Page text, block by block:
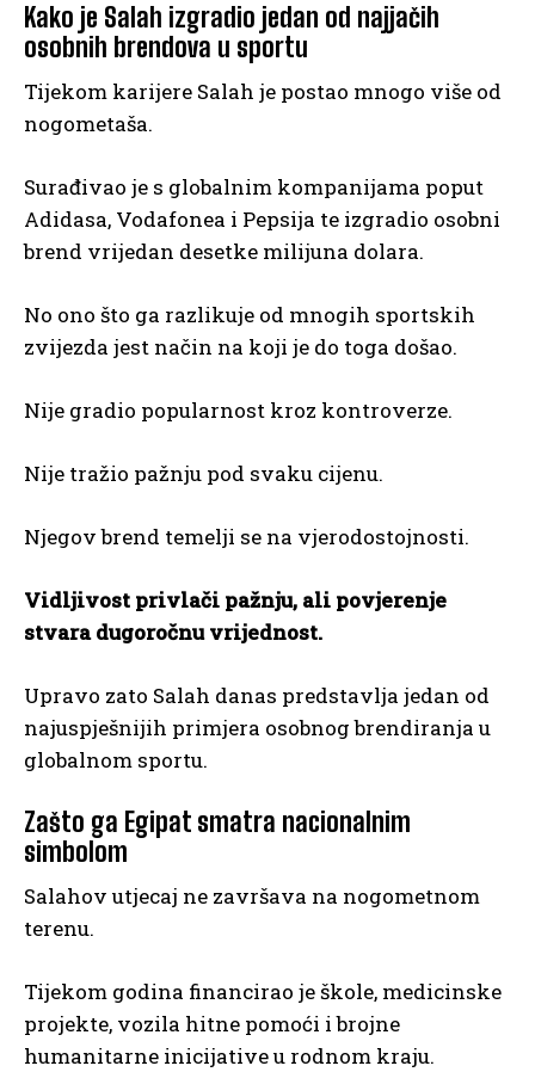
Kako je Salah izgradio jedan od najjačih
osobnih brendova u sportu
Tijekom karijere Salah je postao mnogo više od
nogometaša.
Surađivao je s globalnim kompanijama poput
Adidasa, Vodafonea i Pepsija te izgradio osobni
brend vrijedan desetke milijuna dolara.
No ono što ga razlikuje od mnogih sportskih
zvijezda jest način na koji je do toga došao.
Nije gradio popularnost kroz kontroverze.
Nije tražio pažnju pod svaku cijenu.
Njegov brend temelji se na vjerodostojnosti.
Vidljivost privlači pažnju, ali povjerenje
stvara dugoročnu vrijednost.
Upravo zato Salah danas predstavlja jedan od
najuspješnijih primjera osobnog brendiranja u
globalnom sportu.
Zašto ga Egipat smatra nacionalnim
simbolom
Salahov utjecaj ne završava na nogometnom
terenu.
Tijekom godina financirao je škole, medicinske
projekte, vozila hitne pomoći i brojne
humanitarne inicijative u rodnom kraju.